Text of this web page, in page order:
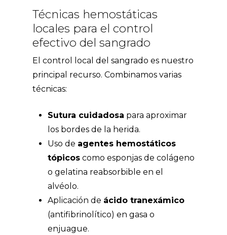
Técnicas hemostáticas
locales para el control
efectivo del sangrado
El control local del sangrado es nuestro
principal recurso. Combinamos varias
técnicas:
Sutura cuidadosa para aproximar
los bordes de la herida.
Uso de agentes hemostáticos
tópicos como esponjas de colágeno
o gelatina reabsorbible en el
alvéolo.
Aplicación de ácido tranexámico
(antifibrinolítico) en gasa o
enjuague.